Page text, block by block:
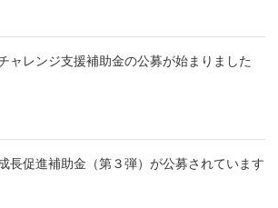
ャレンジ支援補助金の公募が始まりました
長促進補助金（第３弾）が公募されています